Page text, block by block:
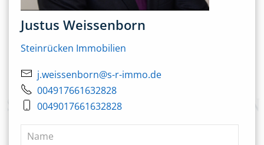
Justus Weissenborn
Steinrücken Immobilien
j.weissenborn@s-r-immo.de
004917661632828
0049017661632828